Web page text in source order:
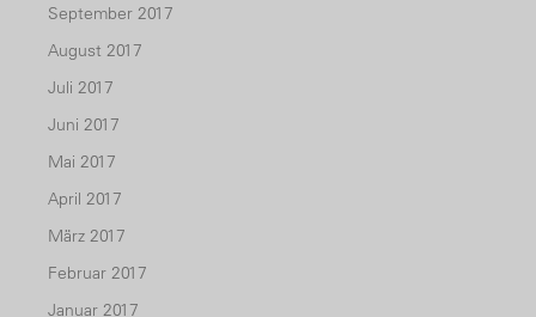
September 2017
August 2017
Juli 2017
Juni 2017
Mai 2017
April 2017
März 2017
Februar 2017
Januar 2017